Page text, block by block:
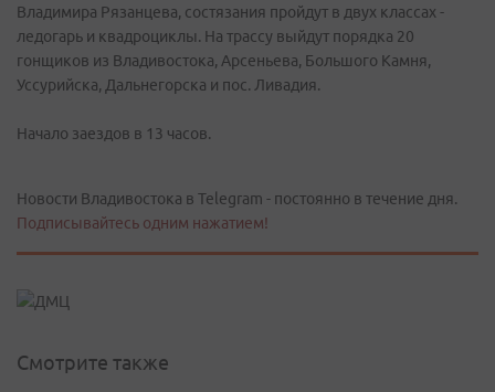
Владимира Рязанцева, состязания пройдут в двух классах -
ледогарь и квадроциклы. На трассу выйдут порядка 20
гонщиков из Владивостока, Арсеньева, Большого Камня,
Уссурийска, Дальнегорска и пос. Ливадия.
Начало заездов в 13 часов.
Новости Владивостока в Telegram - постоянно в течение дня.
Подписывайтесь одним нажатием!
Смотрите также